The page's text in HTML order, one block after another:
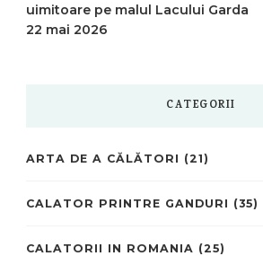
uimitoare pe malul Lacului Garda
22 mai 2026
CATEGORII
ARTA DE A CĂLĂTORI (21)
CALATOR PRINTRE GANDURI (35)
CALATORII IN ROMANIA (25)